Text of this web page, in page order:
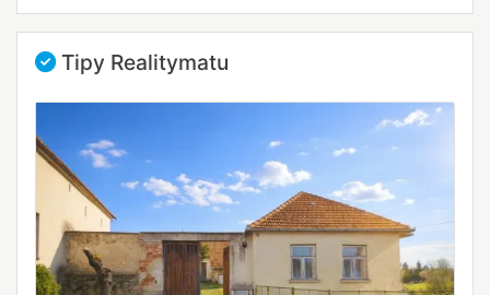
Tipy Realitymatu